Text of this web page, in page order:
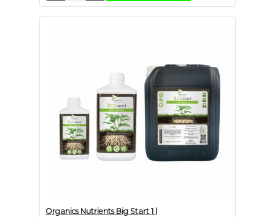
Organics Nutrients Big Start 1 l